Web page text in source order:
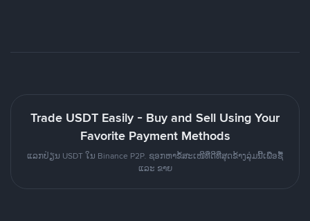
Trade USDT Easily - Buy and Sell Using Your
Favorite Payment Methods
ແລກປ່ຽນ USDT ໃນ Binance P2P. ຊອກຫາຂໍ້ສະເໜີທີ່ດີທີ່ສຸດຂ້າງລຸ່ມນີ້ເພື່ອຊື້
ແລະ ຂາຍ